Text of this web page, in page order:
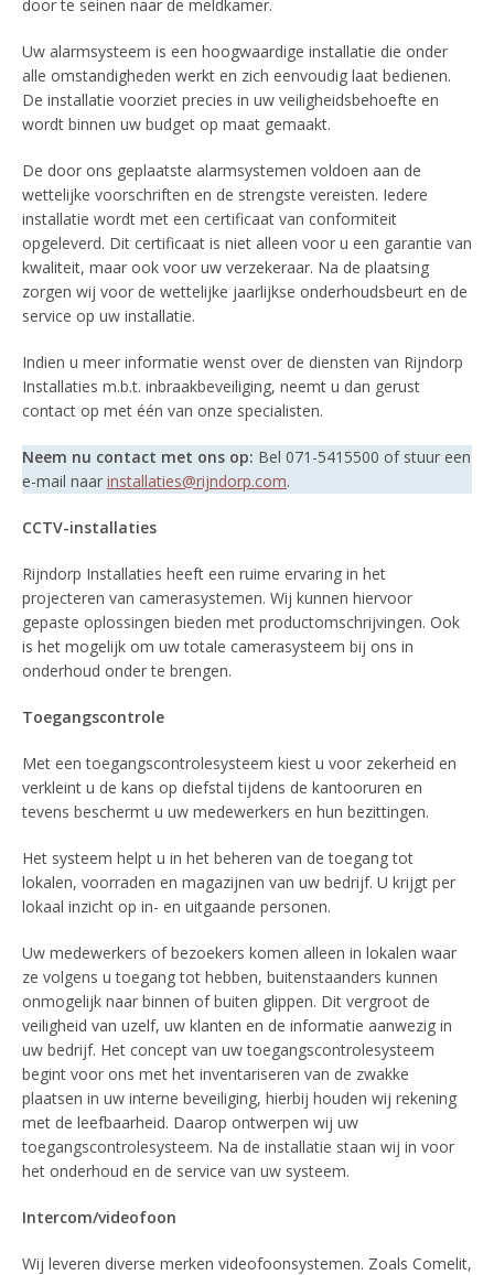
door te seinen naar de meldkamer.
Uw alarmsysteem is een hoogwaardige installatie die onder
alle omstandigheden werkt en zich eenvoudig laat bedienen.
De installatie voorziet precies in uw veiligheidsbehoefte en
wordt binnen uw budget op maat gemaakt.
De door ons geplaatste alarmsystemen voldoen aan de
wettelijke voorschriften en de strengste vereisten. Iedere
installatie wordt met een certificaat van conformiteit
opgeleverd. Dit certificaat is niet alleen voor u een garantie van
kwaliteit, maar ook voor uw verzekeraar. Na de plaatsing
zorgen wij voor de wettelijke jaarlijkse onderhoudsbeurt en de
service op uw installatie.
Indien u meer informatie wenst over de diensten van Rijndorp
Installaties m.b.t. inbraakbeveiliging, neemt u dan gerust
contact op met één van onze specialisten.
Neem nu contact met ons op: Bel 071-5415500 of stuur een
e-mail naar installaties@rijndorp.com.
CCTV-installaties
Rijndorp Installaties heeft een ruime ervaring in het
projecteren van camerasystemen. Wij kunnen hiervoor
gepaste oplossingen bieden met productomschrijvingen. Ook
is het mogelijk om uw totale camerasysteem bij ons in
onderhoud onder te brengen.
Toegangscontrole
Met een toegangscontrolesysteem kiest u voor zekerheid en
verkleint u de kans op diefstal tijdens de kantooruren en
tevens beschermt u uw medewerkers en hun bezittingen.
Het systeem helpt u in het beheren van de toegang tot
lokalen, voorraden en magazijnen van uw bedrijf. U krijgt per
lokaal inzicht op in- en uitgaande personen.
Uw medewerkers of bezoekers komen alleen in lokalen waar
ze volgens u toegang tot hebben, buitenstaanders kunnen
onmogelijk naar binnen of buiten glippen. Dit vergroot de
veiligheid van uzelf, uw klanten en de informatie aanwezig in
uw bedrijf. Het concept van uw toegangscontrolesysteem
begint voor ons met het inventariseren van de zwakke
plaatsen in uw interne beveiliging, hierbij houden wij rekening
met de leefbaarheid. Daarop ontwerpen wij uw
toegangscontrolesysteem. Na de installatie staan wij in voor
het onderhoud en de service van uw systeem.
Intercom/videofoon
Wij leveren diverse merken videofoonsystemen. Zoals Comelit,